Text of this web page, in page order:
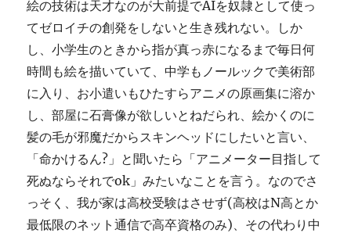
絵の技術は天才なのが大前提でAIを奴隷として使っ
てゼロイチの創発をしないと生き残れない。しか
し、小学生のときから指が真っ赤になるまで毎日何
時間も絵を描いていて、中学もノールックで美術部
に入り、お小遣いもひたすらアニメの原画集に溶か
し、部屋に石膏像が欲しいとねだられ、絵かくのに
髪の毛が邪魔だからスキンヘッドにしたいと言い、
「命かけるん?」と聞いたら「アニメーター目指して
死ぬならそれでok」みたいなことを言う。なのでさ
っそく、我が家は高校受験はさせず(高校はN高とか
最低限のネット通信で高卒資格のみ)、その代わり中